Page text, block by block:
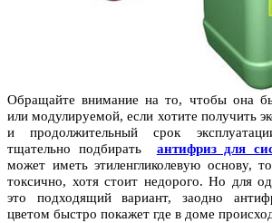
Обращайте внимание на то, чтобы она
или модулируемой, если хотите получить
и продолжительный срок
тщательно подбирать антифриз для
может иметь этиленгликолевую основу,
токсично, хотя стоит недорого. Но для
это подходящий вариант, заодно
цветом быстро покажет где в доме